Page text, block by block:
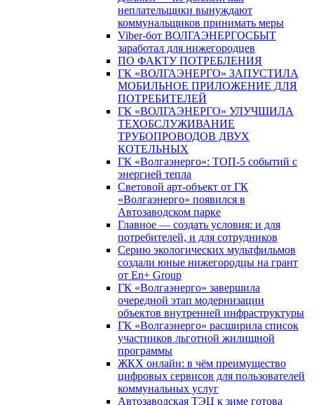
неплательщики вынуждают
коммунальщиков принимать меры
Viber-бот ВОЛГАЭНЕРГОСБЫТ
заработал для нижегородцев
ПО ФАКТУ ПОТРЕБЛЕНИЯ
ГК «ВОЛГАЭНЕРГО» ЗАПУСТИЛА
МОБИЛЬНОЕ ПРИЛОЖЕНИЕ ДЛЯ
ПОТРЕБИТЕЛЕЙ
ГК «ВОЛГАЭНЕРГО» УЛУЧШИЛА
ТЕХОБСЛУЖИВАНИЕ
ТРУБОПРОВОДОВ ДВУХ
КОТЕЛЬНЫХ
ГК «Волгаэнерго»: ТОП-5 событий с
энергией тепла
Световой арт-объект от ГК
«Волгаэнерго» появился в
Автозаводском парке
Главное — создать условия: и для
потребителей, и для сотрудников
Серию экологических мультфильмов
создали юные нижегородцы на грант
от En+ Group
ГК «Волгаэнерго» завершила
очередной этап модернизации
объектов внутренней инфраструктуры
ГК «Волгаэнерго» расширила список
участников льготной жилищной
программы
ЖКХ онлайн: в чём преимущество
цифровых сервисов для пользователей
коммунальных услуг
Автозаводская ТЭЦ к зиме готова